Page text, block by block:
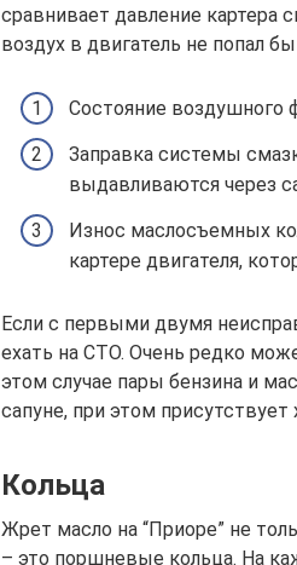
сравнивает давление картера
воздух в двигатель не попал
Состояние воздушного
Заправка системы
выдавливаются через
Износ маслосъемных
картере двигателя,
Если с первыми двумя
ехать на СТО. Очень редко
этом случае пары бензина и
сапуне, при этом присутствует
Кольца
Жрет масло на “Приоре” не
– это поршневые кольца. На